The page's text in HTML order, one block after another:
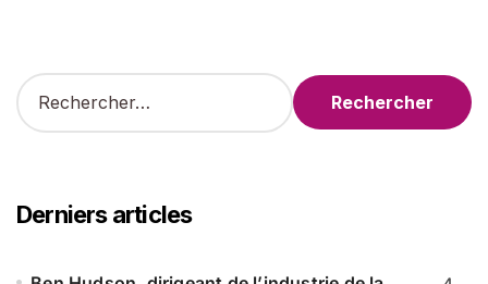
R
e
r
c
e
Derniers articles